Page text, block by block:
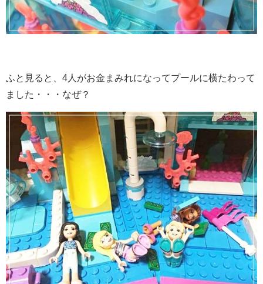
ふと見ると、4人がお金まみれになってプールに横たわって
ました・・・なぜ？